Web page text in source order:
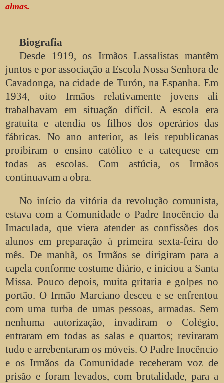
almas.
Biografia
Desde 1919, os Irmãos Lassalistas mantêm
juntos e por associação a Escola Nossa Senhora de
Cavadonga, na cidade de Turón, na Espanha. Em
1934, oito Irmãos relativamente jovens ali
trabalhavam em situação difícil. A escola era
gratuita e atendia os filhos dos operários das
fábricas. No ano anterior, as leis republicanas
proibiram o ensino católico e a catequese em
todas as escolas. Com astúcia, os Irmãos
continuavam a obra.
No início da vitória da revolução comunista,
estava com a Comunidade o Padre Inocêncio da
Imaculada, que viera atender as confissões dos
alunos em preparação à primeira sexta-feira do
mês. De manhã, os Irmãos se dirigiram para a
capela conforme costume diário, e iniciou a Santa
Missa. Pouco depois, muita gritaria e golpes no
portão. O Irmão Marciano desceu e se enfrentou
com uma turba de umas pessoas, armadas. Sem
nenhuma autorização, invadiram o Colégio,
entraram em todas as salas e quartos; reviraram
tudo e arrebentaram os móveis. O Padre Inocêncio
e os Irmãos da Comunidade receberam voz de
prisão e foram levados, com brutalidade, para a